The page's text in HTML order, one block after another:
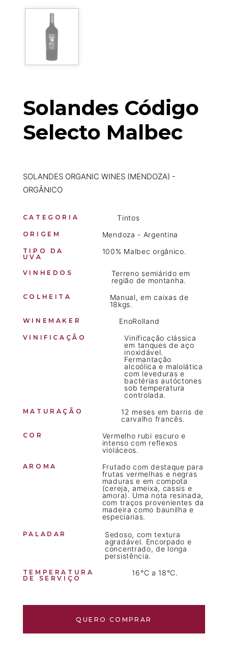
Solandes Código
Selecto Malbec
SOLANDES ORGANIC WINES (MENDOZA) -
ORGÂNICO
CATEGORIA Tintos
ORIGEM Mendoza - Argentina
TIPO DA
UVA
100% Malbec orgânico.
VINHEDOS
Terreno semiárido em
região de montanha.
COLHEITA
Manual, em caixas de
18kgs.
WINEMAKER EnoRolland
VINIFICAÇÃO
Vinificação clássica
em tanques de aço
inoxidável.
Fermantação
alcoólica e malolática
com leveduras e
bactérias autóctones
sob temperatura
controlada.
MATURAÇÃO
12 meses em barris de
carvalho francês.
COR
Vermelho rubi escuro e
intenso com reflexos
violáceos.
AROMA
Frutado com destaque para
frutas vermelhas e negras
maduras e em compota
(cereja, ameixa, cassis e
amora). Uma nota resinada,
com traços provenientes da
madeira como baunilha e
especiarias.
PALADAR
Sedoso, com textura
agradável. Encorpado e
concentrado, de longa
persistência.
TEMPERATURA
DE SERVIÇO
16°C a 18°C.
QUERO COMPRAR